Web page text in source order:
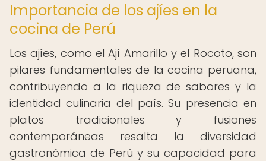
Importancia de los ajíes en la
cocina de Perú
Los ajíes, como el Ají Amarillo y el Rocoto, son
pilares fundamentales de la cocina peruana,
contribuyendo a la riqueza de sabores y la
identidad culinaria del país. Su presencia en
platos tradicionales y fusiones
contemporáneas resalta la diversidad
gastronómica de Perú y su capacidad para